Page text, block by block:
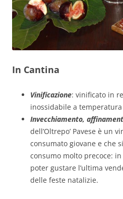
In Cantina
Vinificazione: vinificato in
inossidabile a
Invecchiamento,
dell’Oltrepo’ Pavese è un
consumato giovane e che
consumo molto precoce:
poter gustare l’ultima
delle feste natalizie.